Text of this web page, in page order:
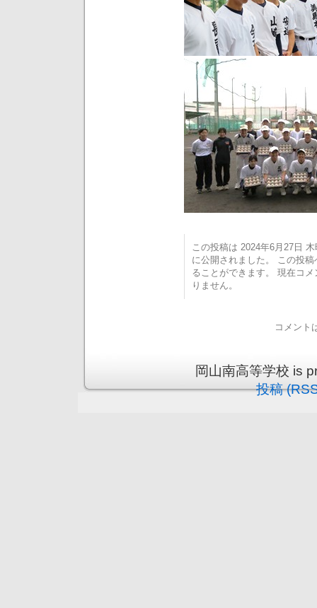
この投稿は 2024年6月27日
に公開されました。 この投
ることができます。 現在コ
りません。
コメント
岡山南高等学校 is
投稿